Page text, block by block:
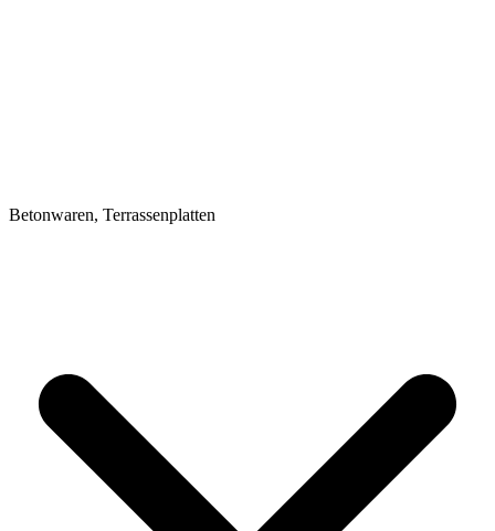
Betonwaren, Terrassenplatten